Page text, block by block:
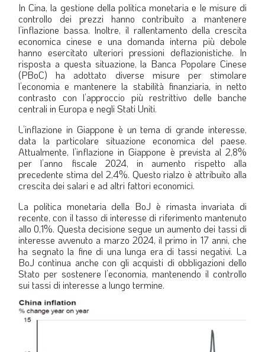
In Cina, la gestione della politica monetaria e le misure di
controllo dei prezzi hanno contribuito a mantenere
l’inflazione bassa. Inoltre, il rallentamento della crescita
economica cinese e una domanda interna più debole
hanno esercitato ulteriori pressioni deflazionistiche. In
risposta a questa situazione, la Banca Popolare Cinese
(PBoC) ha adottato diverse misure per stimolare
l’economia e mantenere la stabilità finanziaria, in netto
contrasto con l’approccio più restrittivo delle banche
centrali in Europa e negli Stati Uniti.
L’inflazione in Giappone è un tema di grande interesse,
data la particolare situazione economica del paese.
Attualmente, l’inflazione in Giappone è prevista al 2,8%
per l’anno fiscale 2024, in aumento rispetto alla
precedente stima del 2,4%. Questo rialzo è attribuito alla
crescita dei salari e ad altri fattori economici.
La politica monetaria della BoJ è rimasta invariata di
recente, con il tasso di interesse di riferimento mantenuto
allo 0,1%. Questa decisione segue un aumento dei tassi di
interesse avvenuto a marzo 2024, il primo in 17 anni, che
ha segnato la fine di una lunga era di tassi negativi. La
BoJ continua anche con gli acquisti di obbligazioni dello
Stato per sostenere l’economia, mantenendo il controllo
sui tassi di interesse a lungo termine.